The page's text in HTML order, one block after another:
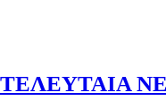
ΤΕΛΕΥΤΑΙΑ